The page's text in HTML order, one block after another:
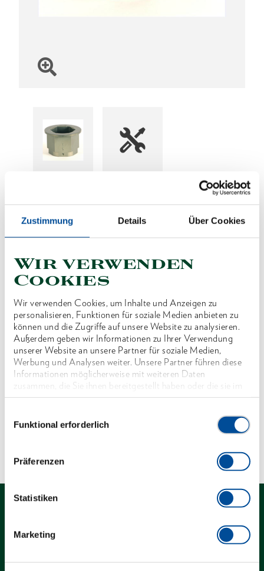
Zustimmung Details Über Cookies
Wir verwenden
Cookies
Wir verwenden Cookies, um Inhalte und Anzeigen zu
personalisieren, Funktionen für soziale Medien anbieten zu
können und die Zugriffe auf unsere Website zu analysieren.
Außerdem geben wir Informationen zu Ihrer Verwendung
unserer Website an unsere Partner für soziale Medien,
Werbung und Analysen weiter. Unsere Partner führen diese
Informationen möglicherweise mit weiteren Daten
zusammen, die Sie ihnen bereitgestellt haben oder die sie im
Rahmen Ihrer Nutzung der Dienste gesammelt haben. Unsere
Funktional erforderlich
Präferenzen
Statistiken
Marketing
Produktlinie
Produktbeschreibung
Reduzierung der SW für Wechselkassette Typ
WK12 - 3"
Abmessungen und Gewichte
Lieferumfang
Kontakt